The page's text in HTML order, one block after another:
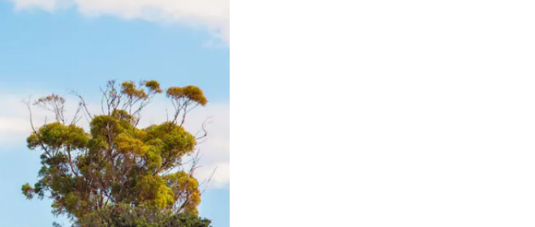
kao i da ih istražujte dodirom ili prevlačenjem.